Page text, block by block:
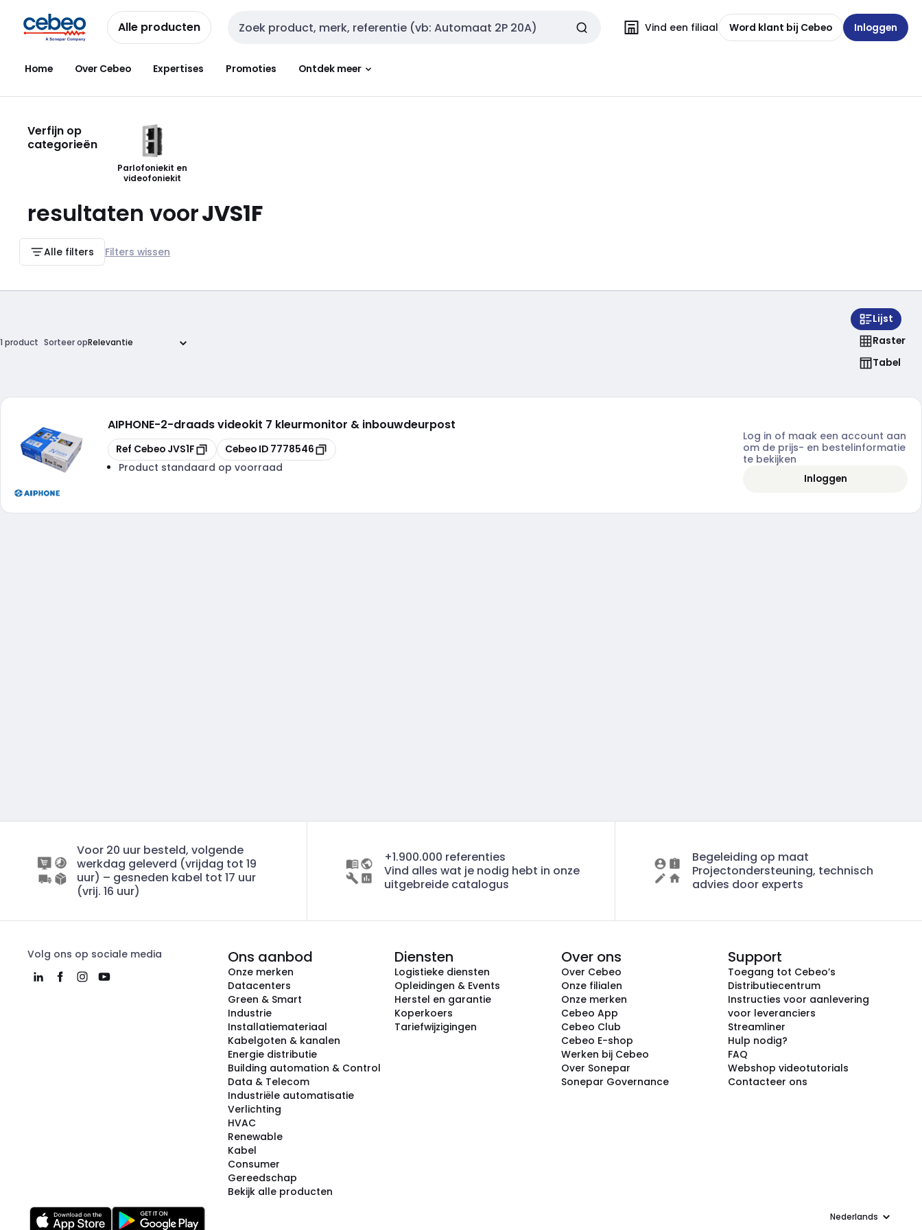
naar
navigatie
naar
inhoud
Alle producten Zoekveld invoer Vind een filiaal Word klant bij Cebeo Inloggen
Home Over Cebeo Expertises Promoties Ontdek meer
Verfijn op
categorieën
Parlofoniekit en
videofoniekit
resultaten voorJVS1F
Alle filters Filters wissen
1 product Sorteer op
Lijst
Raster
Tabel
AIPHONE-2-draads videokit 7 kleurmonitor & inbouwdeurpost
Kopiëren
Ref Cebeo JVS1F Kopiëren
Cebeo ID 7778546
Product standaard op voorraad
Log in of maak een account aan
om de prijs- en bestelinformatie
te bekijken
Inloggen
Voor 20 uur besteld, volgende
werkdag geleverd (vrijdag tot 19
uur) – gesneden kabel tot 17 uur
(vrij. 16 uur)
+1.900.000 referenties
Vind alles wat je nodig hebt in onze
uitgebreide catalogus
Begeleiding op maat
Projectondersteuning, technisch
advies door experts
Volg ons op sociale media Ons aanbod
Onze merken
Datacenters
Green & Smart
Industrie
Installatiemateriaal
Kabelgoten & kanalen
Energie distributie
Building automation & Control
Data & Telecom
Industriële automatisatie
Verlichting
HVAC
Renewable
Kabel
Consumer
Gereedschap
Bekijk alle producten
Diensten
Logistieke diensten
Opleidingen & Events
Herstel en garantie
Koperkoers
Tariefwijzigingen
Over ons
Over Cebeo
Onze filialen
Onze merken
Cebeo App
Cebeo Club
Cebeo E-shop
Werken bij Cebeo
Over Sonepar
Sonepar Governance
Support
Toegang tot Cebeo’s
Distributiecentrum
Instructies voor aanlevering
voor leveranciers
Streamliner
Hulp nodig?
FAQ
Webshop videotutorials
Contacteer ons
Taal